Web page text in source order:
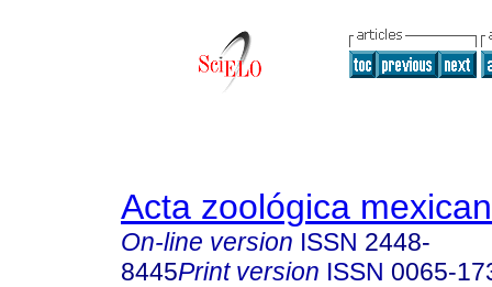
Acta zoológica
On-line version ISSN 2448-
8445Print version ISSN 0065-